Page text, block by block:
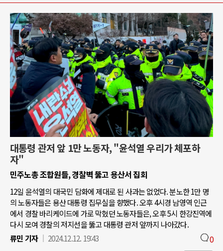
대통령 관저 앞 1만 노동자, "윤석열 우리가 체포하
자"
민주노총 조합원들, 경찰벽 뚫고 용산서 집회
12일 윤석열의 대국민 담화에 제대로 된 사과는 없었다. 분노한 1만 명
의 노동자들은 용산 대통령 집무실을 향했다. 오후 4시경 남영역 인근
에서 경찰 바리케이드에 가로 막혔던 노동자들은, 오후 5시 한강진역에
다시 모여 경찰의 저지선을 뚫고 대통령 관저 앞까지 나아갔다.
류민 기자
2024.12.12. 19:43 0